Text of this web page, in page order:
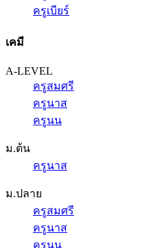
ครูเบียร์
เคมี
A-LEVEL
ครูสมศรี
ครูนาส
ครูนน
ม.ต้น
ครูนาส
ม.ปลาย
ครูสมศรี
ครูนาส
ครูนน